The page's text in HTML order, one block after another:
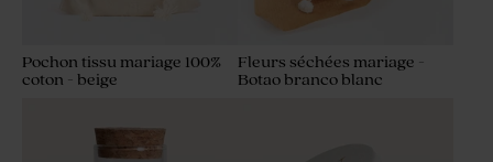
Pochon tissu mariage 100%
coton - beige
Fleurs séchées mariage -
Botao branco blanc